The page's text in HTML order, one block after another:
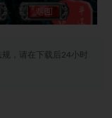
，请在下载后24小时